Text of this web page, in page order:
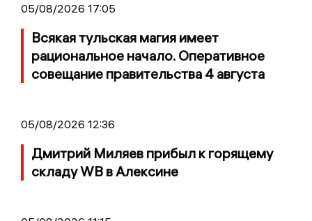
05/08/2026 17:05
Всякая тульская магия имеет
рациональное начало. Оперативное
совещание правительства 4 августа
05/08/2026 12:36
Дмитрий Миляев прибыл к горящему
складу WB в Алексине